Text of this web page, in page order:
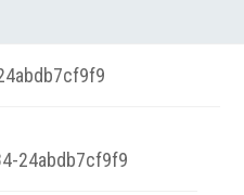
24abdb7cf9f9